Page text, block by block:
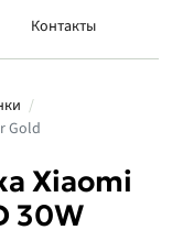
Контакты
Gold
Xiaomi
30W